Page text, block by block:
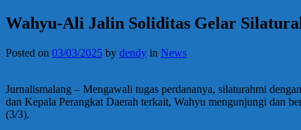
Wahyu-Ali Jalin Soliditas Gelar
Posted on 03/03/2025 by dendy in News
Jurnalismalang – Mengawali tugas perdananya, silaturahmi
dan Kepala Perangkat Daerah terkait, Wahyu mengunjungi dan
(3/3).